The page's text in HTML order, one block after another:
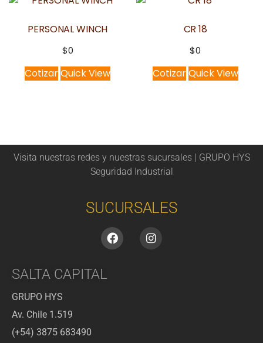
PERSONAL WINCH
$0
CotizarQuick View
CR 18
$0
CotizarQuick View
Visita nuestras redes y nuestras sucursales | GRUPO HYS
Seguridad Industrial
SUCURSALES
SALTA CAPITAL
GRUPO HYS
Av. Chile 1.519
(+54) 3875 683490